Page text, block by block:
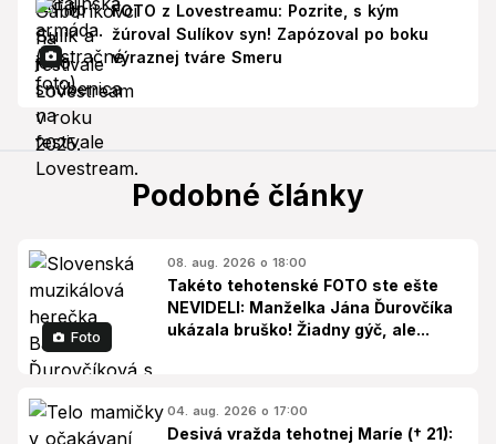
FOTO z Lovestreamu: Pozrite, s kým
žúroval Sulíkov syn! Zapózoval po boku
výraznej tváre Smeru
Podobné články
Foto
08. aug. 2026 o 18:00
Takéto tehotenské FOTO ste ešte
NEVIDELI: Manželka Jána Ďurovčíka
ukázala bruško! Žiadny gýč, ale...
04. aug. 2026 o 17:00
Desivá vražda tehotnej Maríe († 21):